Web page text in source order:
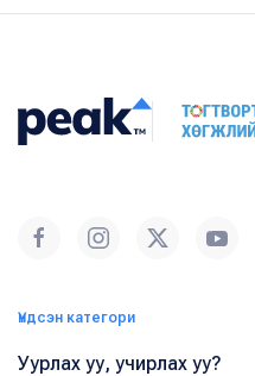
Үндсэн категори
Уурлах уу, учирлах уу?